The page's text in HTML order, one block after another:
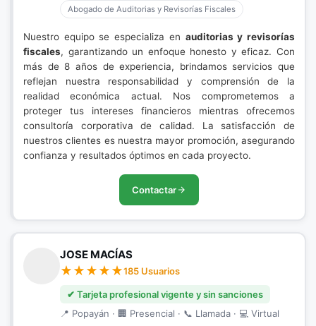
Abogado de Auditorias y Revisorías Fiscales
Nuestro equipo se especializa en auditorias y revisorías
fiscales, garantizando un enfoque honesto y eficaz. Con
más de 8 años de experiencia, brindamos servicios que
reflejan nuestra responsabilidad y comprensión de la
realidad económica actual. Nos comprometemos a
proteger tus intereses financieros mientras ofrecemos
consultoría corporativa de calidad. La satisfacción de
nuestros clientes es nuestra mayor promoción, asegurando
confianza y resultados óptimos en cada proyecto.
Contactar
JOSE MACÍAS
185 Usuarios
✔ Tarjeta profesional vigente y sin sanciones
📍 Popayán · 🏢 Presencial · 📞 Llamada · 💻 Virtual